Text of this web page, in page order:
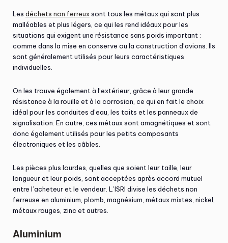
Les déchets non ferreuxsont tous les métaux qui sont plus
malléables et plus légers, ce qui les rend idéaux pour les
situations qui exigent une résistance sans poids important :
comme dans la mise en conserve ou la construction d’avions. Ils
sont généralement utilisés pour leurs caractéristiques
individuelles.
On les trouve également à l’extérieur, grâce à leur grande
résistance à la rouille et à la corrosion, ce qui en fait le choix
idéal pour les conduites d’eau, les toits et les panneaux de
signalisation. En outre, ces métaux sont amagnétiques et sont
donc également utilisés pour les petits composants
électroniques et les câbles.
Les pièces plus lourdes, quelles que soient leur taille, leur
longueur et leur poids, sont acceptées après accord mutuel
entre l’acheteur et le vendeur. L’ISRI divise les déchets non
ferreuse en aluminium, plomb, magnésium, métaux mixtes, nickel,
métaux rouges, zinc et autres.
Aluminium